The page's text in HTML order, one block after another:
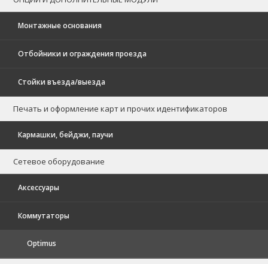
Монтажные основания
Отбойники и ограждения проезда
Стойки въезда/выезда
Печать и оформление карт и прочих идентификаторов
Кармашки, бейджи, паучи
Сетевое оборудование
Аксессуары
Коммутаторы
Optimus